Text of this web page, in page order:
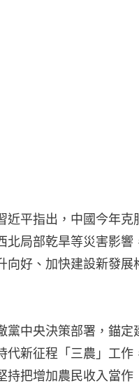
近平指出，中國今年克
北局部乾旱等災害影響
向好、加快建設新發展
黨中央決策部署，錨定
代新征程「三農」工作
把增加農民收入當作